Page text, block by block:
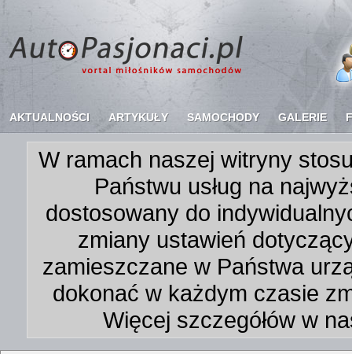
AKTUALNOŚCI ARTYKUŁY SAMOCHODY GALERIE
W ramach naszej witryny
Państwu usług na
dostosowany do
zmiany ustawień
zamieszczane w Państwa
dokonać w każdym czasie
Więcej szczegółów w